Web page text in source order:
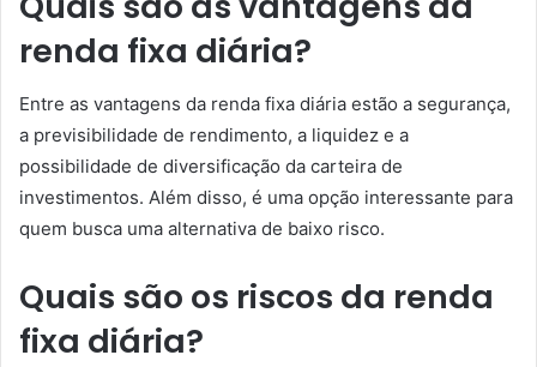
renda fixa diária?
Entre as vantagens da renda fixa diária estão a segurança,
a previsibilidade de rendimento, a liquidez e a
possibilidade de diversificação da carteira de
investimentos. Além disso, é uma opção interessante para
quem busca uma alternativa de baixo risco.
Quais são os riscos da renda
fixa diária?